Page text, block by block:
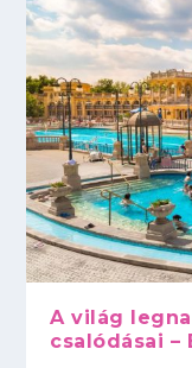
A világ
csalódásai –